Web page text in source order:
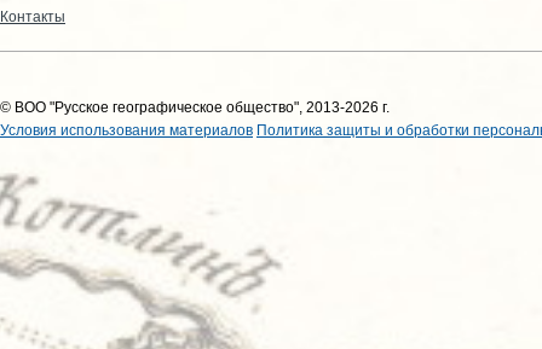
Контакты
© ВОО "Русское географическое общество", 2013-2026 г.
Условия использования материалов Политика защиты и обработки